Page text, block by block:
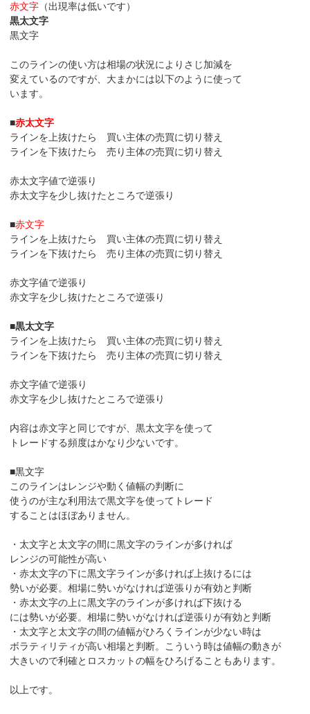
赤文字 （出現率は低いです）
黒太文字
黒文字
このラインの使い方は相場の状況によりさじ加減を
変えているのですが、大まかには以下のように使って
います。
■赤太文字
ラインを上抜けたら 買い主体の売買に切り替え
ラインを下抜けたら 売り主体の売買に切り替え
赤太文字値で逆張り
赤太文字を少し抜けたところで逆張り
■赤文字
ラインを上抜けたら 買い主体の売買に切り替え
ラインを下抜けたら 売り主体の売買に切り替え
赤文字値で逆張り
赤文字を少し抜けたところで逆張り
■黒太文字
ラインを上抜けたら 買い主体の売買に切り替え
ラインを下抜けたら 売り主体の売買に切り替え
赤文字値で逆張り
赤文字を少し抜けたところで逆張り
内容は赤文字と同じですが、黒太文字を使って
トレードする頻度はかなり少ないです。
■黒文字
このラインはレンジや動く値幅の判断に
使うのが主な利用法で黒文字を使ってトレード
することはほぼありません。
・太文字と太文字の間に黒文字のラインが多ければ
レンジの可能性が高い
・赤太文字の下に黒文字ラインが多ければ上抜けるには
勢いが必要。相場に勢いがなければ逆張りが有効と判断
・赤太文字の上に黒文字のラインが多ければ下抜ける
には勢いが必要。相場に勢いがなければ逆張りが有効と判断
・太文字と太文字の間の値幅がひろくラインが少ない時は
ボラティリティが高い相場と判断。こういう時は値幅の動きが
大きいので利確とロスカットの幅をひろげることもあります。
以上です。